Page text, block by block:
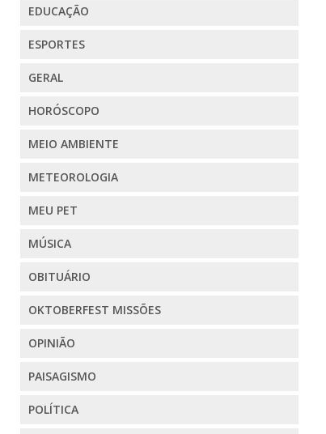
EDUCAÇÃO
ESPORTES
GERAL
HORÓSCOPO
MEIO AMBIENTE
METEOROLOGIA
MEU PET
MÚSICA
OBITUÁRIO
OKTOBERFEST MISSÕES
OPINIÃO
PAISAGISMO
POLÍTICA